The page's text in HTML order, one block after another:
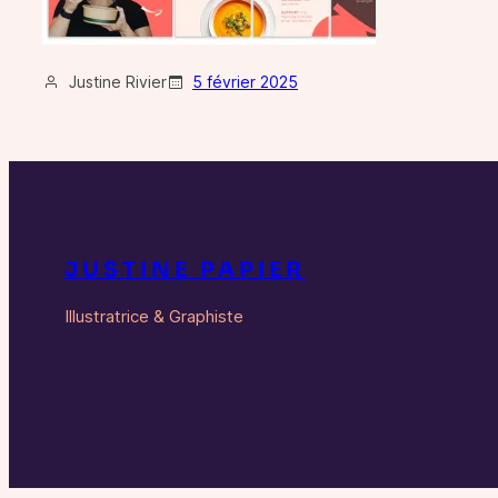
Justine Rivier 5 février 2025
JUSTINE PAPIER
Illustratrice & Graphiste